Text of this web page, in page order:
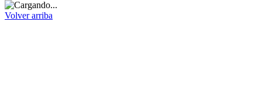
Volver arriba